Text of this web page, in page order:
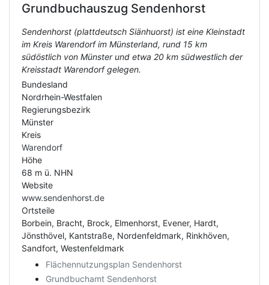
Grundbuchauszug Sendenhorst
Sendenhorst (plattdeutsch Siänhuorst) ist eine Kleinstadt
im Kreis Warendorf im Münsterland, rund 15 km
südöstlich von Münster und etwa 20 km südwestlich der
Kreisstadt Warendorf gelegen.
Bundesland
Nordrhein-Westfalen
Regierungsbezirk
Münster
Kreis
Warendorf
Höhe
68 m ü. NHN
Website
www.sendenhorst.de
Ortsteile
Borbein, Bracht, Brock, Elmenhorst, Evener, Hardt,
Jönsthövel, Kantstraße, Nordenfeldmark, Rinkhöven,
Sandfort, Westenfeldmark
Flächennutzungsplan Sendenhorst
Grundbuchamt Sendenhorst